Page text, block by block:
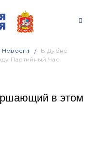
Новости
В Дубне
Партийный Час
в этом